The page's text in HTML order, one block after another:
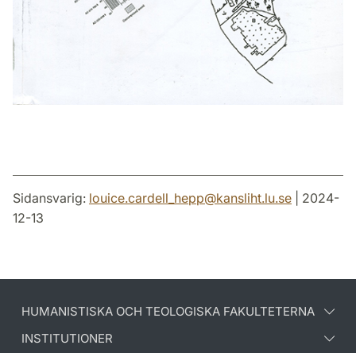
Sidansvarig: louice.cardell_hepp@kansliht.lu.se | 2024-
12-13
HUMANISTISKA OCH TEOLOGISKA FAKULTETERNA
INSTITUTIONER